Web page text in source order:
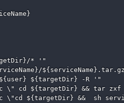
* '"
${targetDir} -R '"
cd ${targetDir} && tar zxf
\"cd ${targetDir} &&  sh